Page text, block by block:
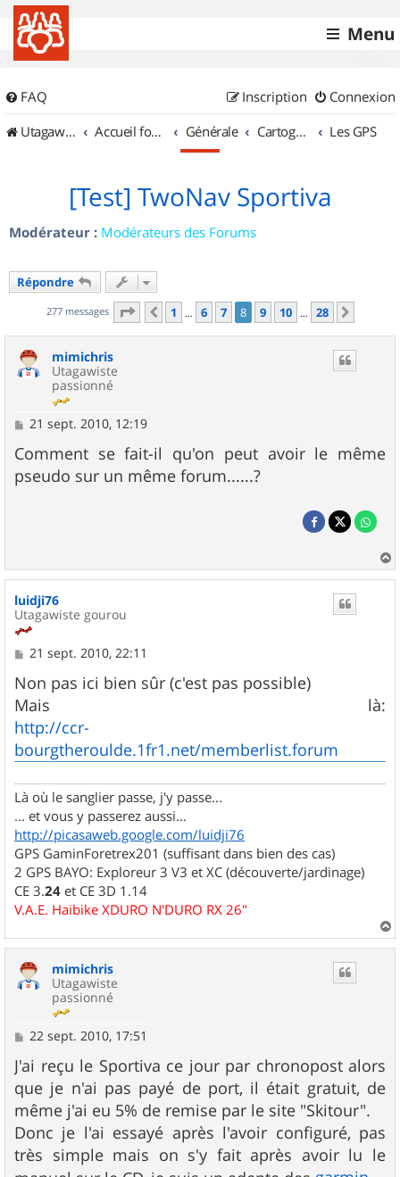
Menu
FAQ Connexion
Inscription
UtagawaVTT (Randos VTT et VTTAE avec traces GPS)
Accueil forum Générale Cartographie et GPS Les GPS
[Test] TwoNav Sportiva
Modérateur : Modérateurs des Forums
Répondre
277 messages Page 8sur 28
Précédent
1 … 6 7 8 9 10 … 28
mimichris
Utagawiste
passionné
M
s
s
a
21 sept. 2010, 12:19
Comment se fait-il qu'on peut avoir le même
pseudo sur un même forum......?
a
luidji76
Utagawiste gourou
M
s
s
a
g
e
21 sept. 2010, 22:11
Non pas ici bien sûr (c'est pas possible)
Mais là:
http://ccr-
bourgtheroulde.1fr1.net/memberlist.forum
Là où le sanglier passe, j'y passe...
... et vous y passerez aussi...
http://picasaweb.google.com/luidji76
GPS GaminForetrex201 (suffisant dans bien des cas)
2 GPS BAYO: Exploreur 3 V3 et XC (découverte/jardinage)
CE 3.24 et CE 3D 1.14
V.A.E. Haibike XDURO N'DURO RX 26"
a
mimichris
Utagawiste
passionné
M
s
s
a
g
e
22 sept. 2010, 17:51
J'ai reçu le Sportiva ce jour par chronopost alors
que je n'ai pas payé de port, il était gratuit, de
même j'ai eu 5% de remise par le site "Skitour".
Donc je l'ai essayé après l'avoir configuré, pas
très simple mais on s'y fait après avoir lu le